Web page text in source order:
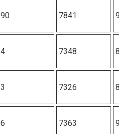
7841
7348
7326
7363